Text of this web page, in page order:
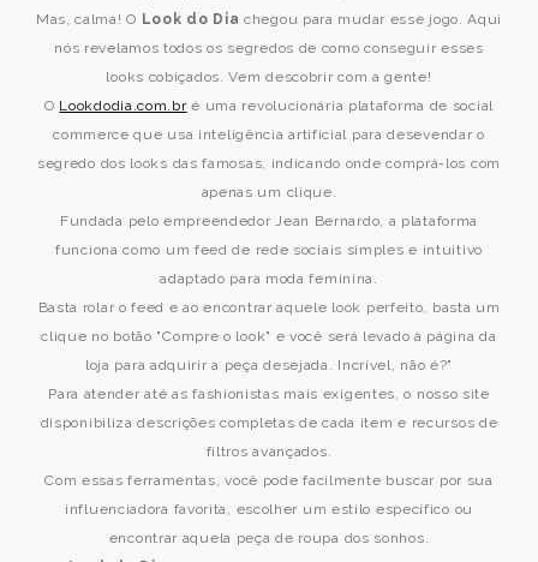
Mas, calma! O Look do Dia chegou para mudar esse jogo. Aqui
nós revelamos todos os segredos de como conseguir esses
looks cobiçados. Vem descobrir com a gente!
O Lookdodia.com.bré uma revolucionária plataforma de social
commerce que usa inteligência artificial para desevendar o
segredo dos looks das famosas, indicando onde comprá-los com
apenas um clique.
Fundada pelo empreendedor Jean Bernardo, a plataforma
funciona como um feed de rede sociais simples e intuitivo
adaptado para moda feminina.
Basta rolar o feed e ao encontrar aquele look perfeito, basta um
clique no botão "Compre o look" e você será levado à página da
loja para adquirir a peça desejada. Incrível, não é?"
Para atender até as fashionistas mais exigentes, o nosso site
disponibiliza descrições completas de cada item e recursos de
filtros avançados.
Com essas ferramentas, você pode facilmente buscar por sua
influenciadora favorita, escolher um estilo específico ou
encontrar aquela peça de roupa dos sonhos.